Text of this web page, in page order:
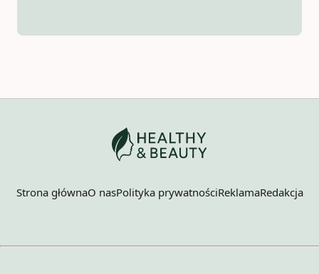
Strona głównaO nasPolityka prywatnościReklamaRedakcja